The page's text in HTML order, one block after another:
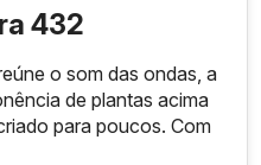
432
o som das ondas, a
de plantas acima
para poucos. Com